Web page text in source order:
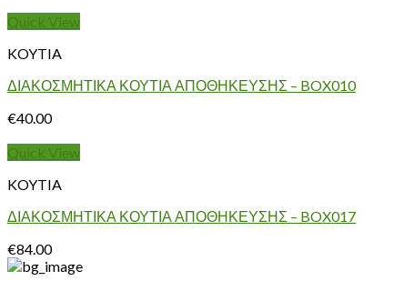
Quick View
KOYTIA
ΔΙΑΚΟΣΜΗΤΙΚΑ ΚΟΥΤΙΑ ΑΠΟΘΗΚΕΥΣΗΣ – BOX010
€40.00
Quick View
KOYTIA
ΔΙΑΚΟΣΜΗΤΙΚΑ ΚΟΥΤΙΑ ΑΠΟΘΗΚΕΥΣΗΣ – BOX017
€84.00